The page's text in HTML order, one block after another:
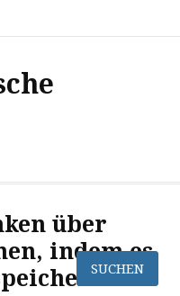
über
indem es